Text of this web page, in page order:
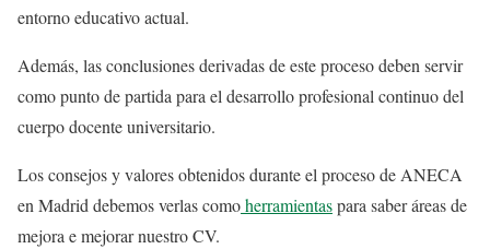
entorno educativo actual.
Además, las conclusiones derivadas de este proceso deben servir
como punto de partida para el desarrollo profesional continuo del
cuerpo docente universitario.
Los consejos y valores obtenidos durante el proceso de ANECA
en Madrid debemos verlas comoherramientaspara saber áreas de
mejora e mejorar nuestro CV.